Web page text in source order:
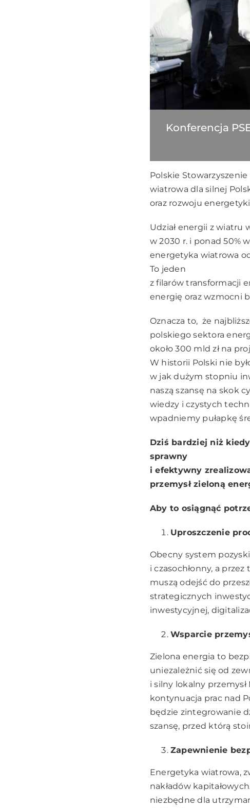
Konferencja
Polskie
wiatrowa dla silnej
oraz rozwoju
Udział energii z wiatru
w 2030 r. i ponad 50%
energetyka wiatrowa
To jeden
z filarów transformacji
energię oraz wzmocni
Oznacza to, że
polskiego sektora
około 300 mld zł na
W historii Polski nie
w jak dużym stopniu
naszą szansę na skok
wiedzy i czystych
wpadniemy pułapkę
Dziś bardziej niż
sprawny
i efektywny
przemysł zieloną
Aby to osiągnąć
Uproszczenie
Obecny system
i czasochłonny, a
muszą odejść do
strategicznych
inwestycyjnej,
Wsparcie
Zielona energia to
uniezależnić się od
i silny lokalny
kontynuacja prac nad
będzie zintegrowanie
szansę, przed którą
Zapewnienie
Energetyka wiatrowa,
nakładów
niezbędne dla